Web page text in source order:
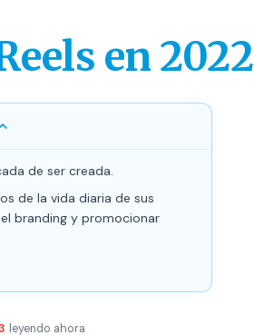
SEO Local Avanzado
SEO para E-commerceen 2022
de ser creada.
de la vida diaria de sus
branding y promocionar
leyendo ahora